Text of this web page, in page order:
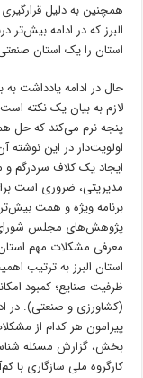
همچنین به دلیل
البرز که در ادامه
استان را یک استان
حال در ادامه یادداشت
لازم به بیان یک نکته
پنجه نرم می‌کند که حل
اولویت‌دار در این
ایجاد یک کلاف سردرگم و
مدیریتی، ضروری است
برنامه ویژه و همت
پژوهش‌های مجلس شورای
معرفی مشکلات مهم
استان البرز به ترتیب
ظرفیت صنایع؛ کمبود
(کشاورزی و صنعتی). در
پیرامون هر کدام از
بخش، گزارش مسئله
کارگروه ملی سازگاری